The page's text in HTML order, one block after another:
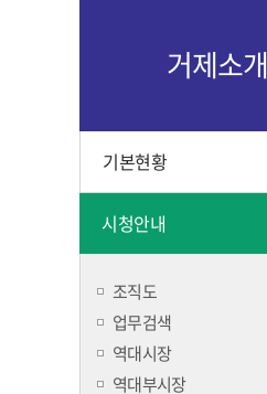
거제소개
기본현황
시청안내
조직도
업무검색
역대시장
역대부시장